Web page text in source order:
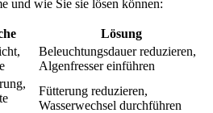
und wie Sie sie lösen können:
Lösung
Beleuchtungsdauer reduzieren,
Algenfresser einführen
Fütterung reduzieren,
Wasserwechsel durchführen